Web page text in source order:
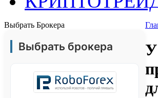
Выбрать Брокера
Выбрать брокера